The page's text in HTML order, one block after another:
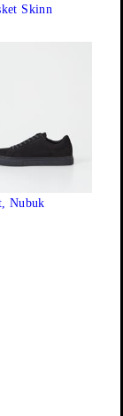
Skinn
Nubuk